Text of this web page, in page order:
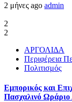
2 μήνες ago admin
2
2
ΑΡΓΟΛΙΔΑ
Περιφέρεια
Πολιτισμός
Εμπορικός και
Πασχαλινό Ωράριο